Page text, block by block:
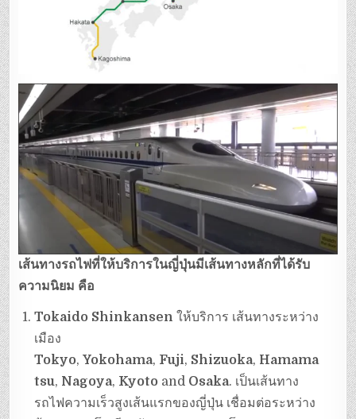
เส้นทางรถไฟที่ให้บริการในญี่ปุ่นมีเส้นทางหลักที่ได้รับ
ความนิยม คือ
Tokaido Shinkansenให้บริการ เส้นทางระหว่าง
เมือง
Tokyo,Yokohama, Fuji, Shizuoka, Hamama
tsu, Nagoya, Kyoto and Osaka. เป็นเส้นทาง
รถไฟความเร็วสูงเส้นแรกของญี่ปุ่น เชื่อมต่อระหว่าง